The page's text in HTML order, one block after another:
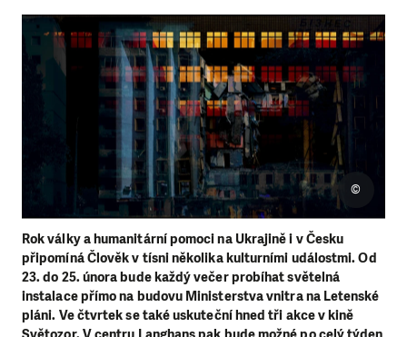
Rok války a humanitární pomoci na Ukrajině i v Česku
připomíná Člověk v tísni několika kulturními událostmi. Od
23. do 25. února bude každý večer probíhat světelná
instalace přímo na budovu Ministerstva vnitra na Letenské
pláni. Ve čtvrtek se také uskuteční hned tři akce v kině
©